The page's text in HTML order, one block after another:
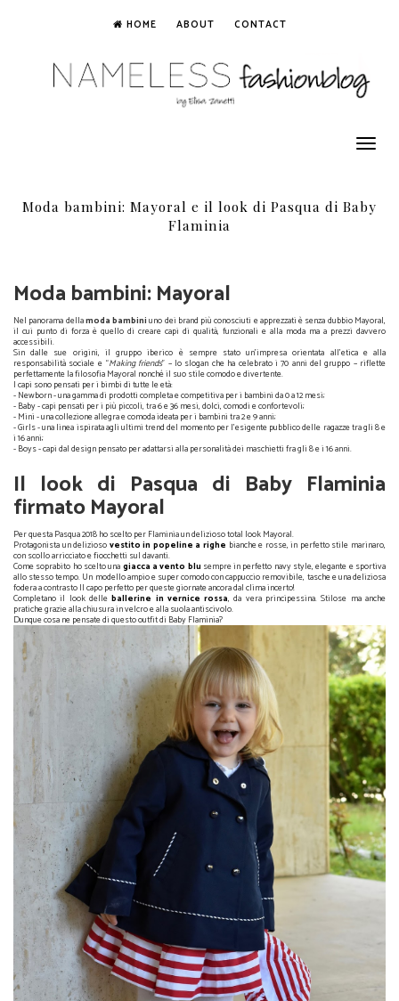
HOME ABOUT CONTACT
Toggle
navigation
Moda bambini: Mayoral e il look di Pasqua di Baby
Flaminia
Moda bambini: Mayoral
Nel panorama dellamoda bambiniuno dei brand più conosciuti e apprezzati è senza dubbio Mayoral,
il cui punto di forza è quello di creare capi di qualità, funzionali e alla moda ma a prezzi davvero
accessibili.
Sin dalle sue origini, il gruppo iberico è sempre stato un’impresa orientata all'etica e alla
responsabilità sociale e “Making friends” – lo slogan che ha celebrato i 70 anni del gruppo – riflette
perfettamente la filosofia Mayoral nonché il suo stile comodo e divertente.
I capi sono pensati per i bimbi di tutte le età:
- Newborn - una gamma di prodotti completa e competitiva per i bambini da 0 a 12 mesi;
- Baby - capi pensati per i più piccoli, tra 6 e 36 mesi, dolci, comodi e confortevoli;
- Mini - una collezione allegra e comoda ideata per i bambini tra 2 e 9 anni;
- Girls - una linea ispirata agli ultimi trend del momento per l'esigente pubblico delle ragazze tra gli 8 e
i 16 anni;
- Boys - capi dal design pensato per adattarsi alla personalità dei maschietti fra gli 8 e i 16 anni.
Il look di Pasqua di Baby Flaminia
firmato Mayoral
Per questa Pasqua 2018 ho scelto per Flaminia un delizioso total look Mayoral.
Protagonista un deliziosovestito in popeline a righe bianche e rosse, in perfetto stile marinaro,
con scollo arricciato e fiocchetti sul davanti.
Come soprabito ho scelto unagiacca a vento blu sempre in perfetto navy style, elegante e sportiva
allo stesso tempo. Un modello ampio e super comodo con cappuccio removibile, tasche e una deliziosa
fodera a contrasto Il capo perfetto per queste giornate ancora dal clima incerto!
Completano il look delleballerine in vernice rossa, da vera principessina. Stilose ma anche
pratiche grazie alla chiusura in velcro e alla suola antiscivolo.
Dunque cosa ne pensate di questo outfit di Baby Flaminia?